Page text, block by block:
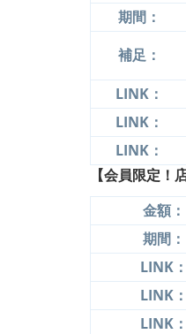
期間：
補足：
LINK：
LINK：
LINK：
【会員限定！
金額：
期間：
LINK：
LINK：
LINK：